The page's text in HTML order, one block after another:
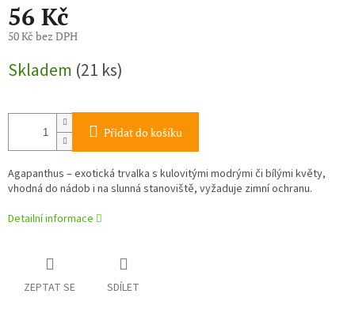
56 Kč
50 Kč bez DPH
cena:
Skladem (21 ks)
Přidat do košíku
Agapanthus – exotická trvalka s kulovitými modrými či bílými květy,
vhodná do nádob i na slunná stanoviště, vyžaduje zimní ochranu.
Detailní informace
ZEPTAT SE SDÍLET